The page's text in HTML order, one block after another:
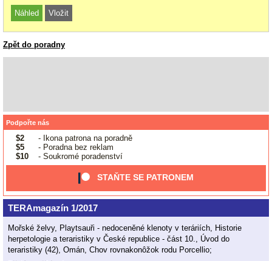
Zpět do poradny
Podpořte nás
$2
- Ikona patrona na poradně
$5
- Poradna bez reklam
$10
- Soukromé poradenství
STAŇTE SE PATRONEM
TERAmagazín 1/2017
Mořské želvy, Playtsauři - nedoceněné klenoty v teráriích, Historie
herpetologie a teraristiky v České republice - část 10., Úvod do
teraristiky (42), Omán, Chov rovnakonôžok rodu Porcellio;